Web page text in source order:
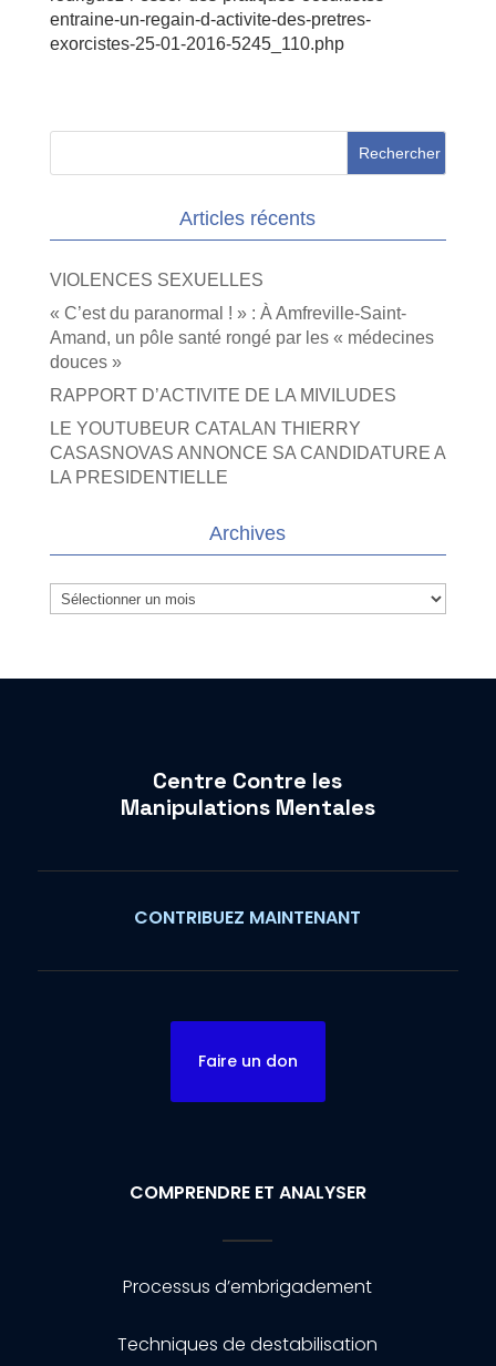
entraine-un-regain-d-activite-des-pretres-
exorcistes-25-01-2016-5245_110.php
Articles récents
VIOLENCES SEXUELLES
« C’est du paranormal ! » : À Amfreville-Saint-
Amand, un pôle santé rongé par les « médecines
douces »
RAPPORT D’ACTIVITE DE LA MIVILUDES
LE YOUTUBEUR CATALAN THIERRY
CASASNOVAS ANNONCE SA CANDIDATURE A
LA PRESIDENTIELLE
Archives
Archives
Centre Contre les
Manipulations Mentales
CONTRIBUEZ MAINTENANT
Faire un don
COMPRENDRE ET ANALYSER
Processus d’embrigadement
Techniques de destabilisation